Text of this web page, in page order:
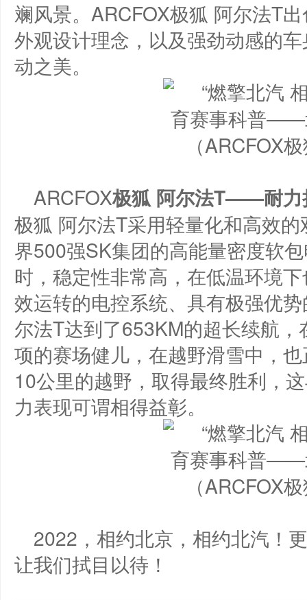
斓风景。ARCFOX极狐 阿尔法T
外观设计理念，以及强劲动感的
动之美。
（ARCFOX
ARCFOX极狐 阿尔法T——耐力
极狐 阿尔法T采用轻量化和高效
界500强SK集团的高能量密度软
时，稳定性非常高，在低温环境
效运转的电控系统、具有极强优
尔法T达到了653KM的超长续航
项的赛场健儿，在越野滑雪中，
10公里的越野，取得最终胜利，
力表现可谓相得益彰。
（ARCFOX
2022，相约北京，相约北汽！
让我们拭目以待！